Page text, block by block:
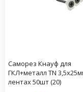
Саморез Кнауф для
ГКЛ+металл TN
лентах 50шт (20)